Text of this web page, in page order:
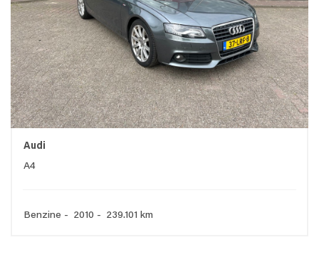
Audi
A4
Benzine - 2010 - 239.101 km